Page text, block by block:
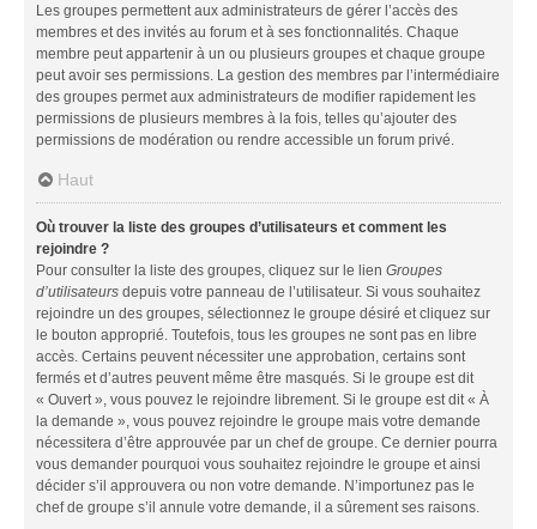
Les groupes permettent aux administrateurs de gérer l’accès des
membres et des invités au forum et à ses fonctionnalités. Chaque
membre peut appartenir à un ou plusieurs groupes et chaque groupe
peut avoir ses permissions. La gestion des membres par l’intermédiaire
des groupes permet aux administrateurs de modifier rapidement les
permissions de plusieurs membres à la fois, telles qu’ajouter des
permissions de modération ou rendre accessible un forum privé.
Haut
Où trouver la liste des groupes d’utilisateurs et comment les
rejoindre ?
Pour consulter la liste des groupes, cliquez sur le lien Groupes
d’utilisateurs depuis votre panneau de l’utilisateur. Si vous souhaitez
rejoindre un des groupes, sélectionnez le groupe désiré et cliquez sur
le bouton approprié. Toutefois, tous les groupes ne sont pas en libre
accès. Certains peuvent nécessiter une approbation, certains sont
fermés et d’autres peuvent même être masqués. Si le groupe est dit
« Ouvert », vous pouvez le rejoindre librement. Si le groupe est dit « À
la demande », vous pouvez rejoindre le groupe mais votre demande
nécessitera d’être approuvée par un chef de groupe. Ce dernier pourra
vous demander pourquoi vous souhaitez rejoindre le groupe et ainsi
décider s’il approuvera ou non votre demande. N’importunez pas le
chef de groupe s’il annule votre demande, il a sûrement ses raisons.